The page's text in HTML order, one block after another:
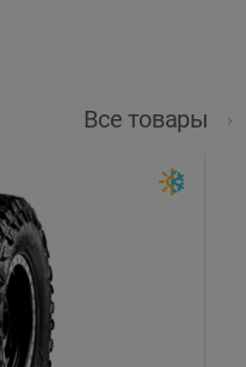
Все товары